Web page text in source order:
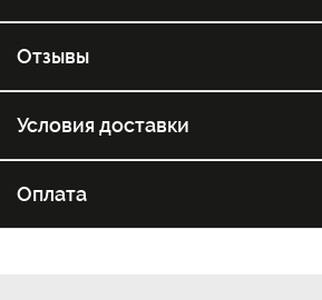
Отзывы
Условия доставки
Оплата